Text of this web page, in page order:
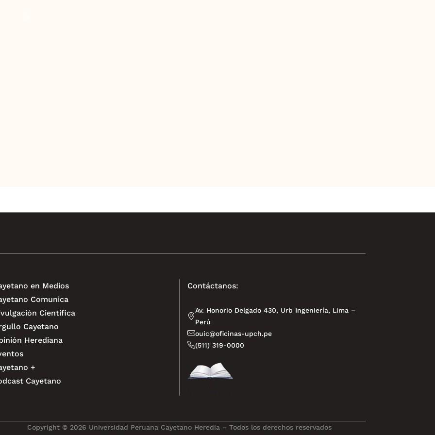
en Medios
Comunica
Científica
Cayetano
Herediana
+
Cayetano
Contáctanos:
Av. Honorio Delgado 430, Urb Ingeniería, Lima –
Perú
ouic@oficinas-upch.pe
(511) 319-0000
Copyright © 2026 Universidad Peruana Cayetano Heredia – Todos los derechos reservados